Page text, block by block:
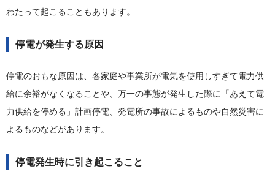
わたって起こることもあります。
停電が発生する原因
停電のおもな原因は、各家庭や事業所が電気を使用しすぎて電力供
給に余裕がなくなることや、万一の事態が発生した際に「あえて電
力供給を停める」計画停電、発電所の事故によるものや自然災害に
よるものなどがあります。
停電発生時に引き起こること